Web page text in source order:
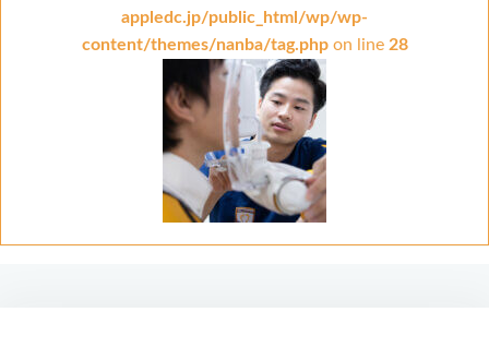
appledc.jp/public_html/wp/wp-
content/themes/nanba/tag.phpon line 28